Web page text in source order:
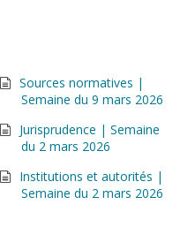
Sources normatives |
Semaine du 9 mars 2026
Jurisprudence | Semaine
du 2 mars 2026
Institutions et autorités |
Semaine du 2 mars 2026